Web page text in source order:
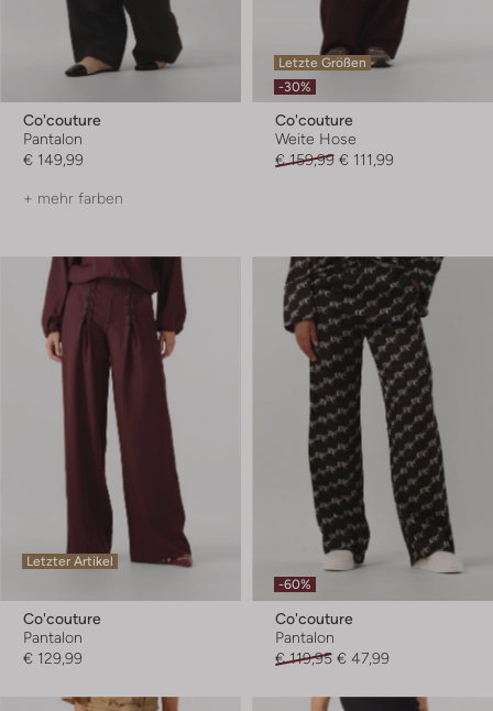
Co'couture
Pantalon
€ 149,99
+ mehr farben
Letzte Größen
-30%
Co'couture
Weite Hose
€ 159,99 € 111,99
Letzter Artikel
Co'couture
Pantalon
€ 129,99
-60%
Co'couture
Pantalon
€ 119,95 € 47,99